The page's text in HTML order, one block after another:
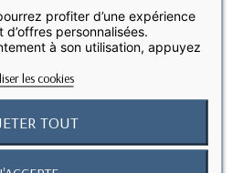
1-1 de 1 article(s)
profiter d’une expérience
personnalisées.
à son utilisation, appuyez
les cookies
TOUT